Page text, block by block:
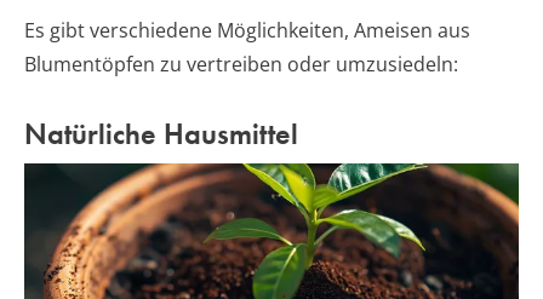
Es gibt verschiedene Möglichkeiten, Ameisen aus
Blumentöpfen zu vertreiben oder umzusiedeln:
Natürliche Hausmittel